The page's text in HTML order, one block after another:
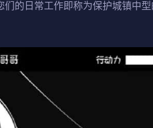
的日常工作即称为保护城镇中